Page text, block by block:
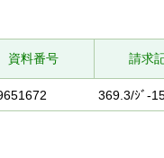
資料番号 請求
369.3/ｼﾞ-